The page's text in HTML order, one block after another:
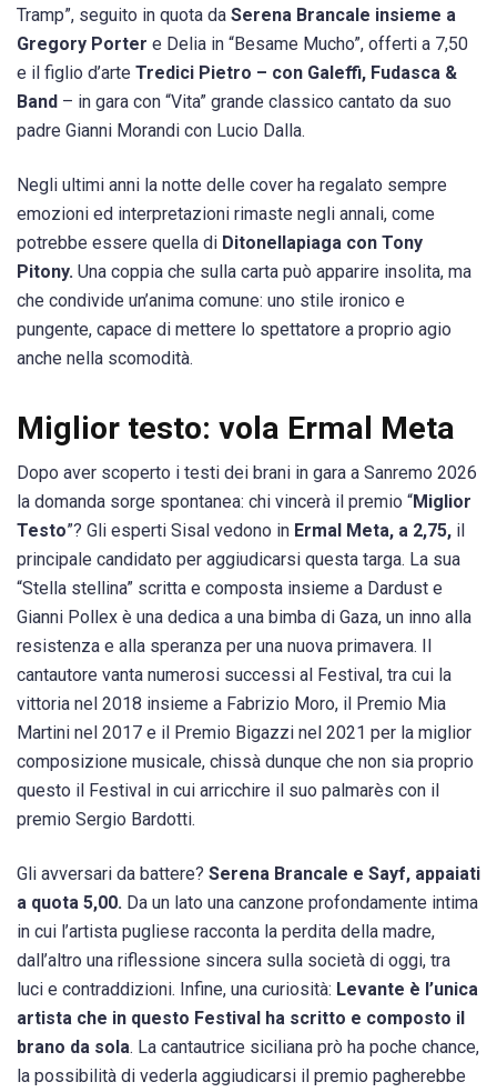
Tramp”, seguito in quota da Serena Brancale insieme a
Gregory Porter e Delia in “Besame Mucho”, offerti a 7,50
e il figlio d’arte Tredici Pietro – con Galeffi, Fudasca &
Band – in gara con “Vita” grande classico cantato da suo
padre Gianni Morandi con Lucio Dalla.
Negli ultimi anni la notte delle cover ha regalato sempre
emozioni ed interpretazioni rimaste negli annali, come
potrebbe essere quella di Ditonellapiaga con Tony
Pitony. Una coppia che sulla carta può apparire insolita, ma
che condivide un’anima comune: uno stile ironico e
pungente, capace di mettere lo spettatore a proprio agio
anche nella scomodità.
Miglior testo: vola Ermal Meta
Dopo aver scoperto i testi dei brani in gara a Sanremo 2026
la domanda sorge spontanea: chi vincerà il premio “Miglior
Testo”? Gli esperti Sisal vedono in Ermal Meta, a 2,75, il
principale candidato per aggiudicarsi questa targa. La sua
“Stella stellina” scritta e composta insieme a Dardust e
Gianni Pollex è una dedica a una bimba di Gaza, un inno alla
resistenza e alla speranza per una nuova primavera. Il
cantautore vanta numerosi successi al Festival, tra cui la
vittoria nel 2018 insieme a Fabrizio Moro, il Premio Mia
Martini nel 2017 e il Premio Bigazzi nel 2021 per la miglior
composizione musicale, chissà dunque che non sia proprio
questo il Festival in cui arricchire il suo palmarès con il
premio Sergio Bardotti.
Gli avversari da battere? Serena Brancale e Sayf, appaiati
a quota 5,00. Da un lato una canzone profondamente intima
in cui l’artista pugliese racconta la perdita della madre,
dall’altro una riflessione sincera sulla società di oggi, tra
luci e contraddizioni. Infine, una curiosità: Levante è l’unica
artista che in questo Festival ha scritto e composto il
brano da sola. La cantautrice siciliana prò ha poche chance,
la possibilità di vederla aggiudicarsi il premio pagherebbe